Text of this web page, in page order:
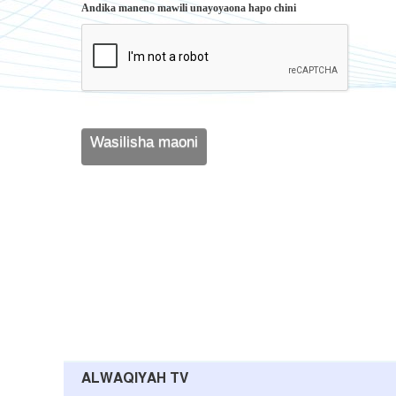
Andika maneno mawili unayoyaona hapo chini
ALWAQIYAH TV